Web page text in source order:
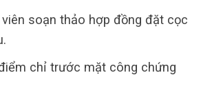
soạn thảo hợp đồng đặt cọc
chỉ trước mặt công chứng